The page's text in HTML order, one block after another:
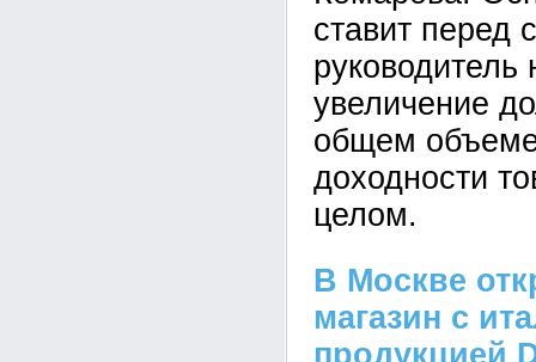
ставит перед
увеличение
общем
доходности
целом.
В Москве
магазин с
продукцией